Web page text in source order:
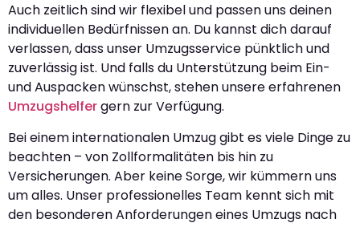
Auch zeitlich sind wir flexibel und passen uns deinen
individuellen Bedürfnissen an. Du kannst dich darauf
verlassen, dass unser Umzugsservice pünktlich und
zuverlässig ist. Und falls du Unterstützung beim Ein-
und Auspacken wünschst, stehen unsere erfahrenen
Umzugshelfergern zur Verfügung.
Bei einem internationalen Umzug gibt es viele Dinge zu
beachten – von Zollformalitäten bis hin zu
Versicherungen. Aber keine Sorge, wir kümmern uns
um alles. Unser professionelles Team kennt sich mit
den besonderen Anforderungen eines Umzugs nach